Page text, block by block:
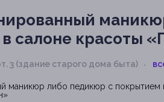
салоне красоты
3 (здание старого дома быта)